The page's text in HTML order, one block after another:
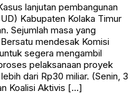
lanjutan pembangunan
Kabupaten Kolaka Timur
Sejumlah masa yang
mendesak Komisi
segera mengambil
pelaksanaan proyek
dari Rp30 miliar. (Senin, 3
Koalisi Aktivis […]